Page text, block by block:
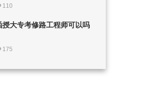
110
授大专考修路工程师可以吗
175